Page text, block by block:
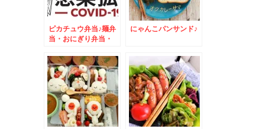
ピカチュウ弁当♪麺弁
当・おにぎり弁当・
色々
にゃんこパンサンド♪